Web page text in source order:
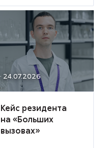
· 24.07.2026
Кейс резидента
на «Больших
вызовах»